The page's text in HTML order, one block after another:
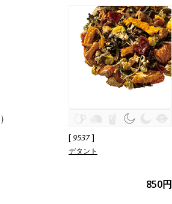
[9537]
デタント
850円